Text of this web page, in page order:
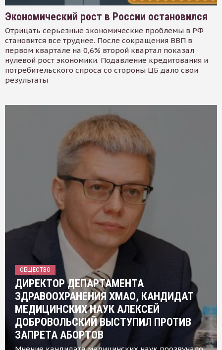
Экономический рост в России остановился
Отрицать серьезные экономические проблемы в РФ
становится все труднее. После сокращения ВВП в
первом квартале на 0,6% второй квартал показал
нулевой рост экономики. Подавление кредитования и
потребительского спроса со стороны ЦБ дало свои
результаты
ОБЩЕСТВО
ДИРЕКТОР ДЕПАРТАМЕНТА
ЗДРАВООХРАНЕНИЯ ХМАО, КАНДИДАТ
МЕДИЦИНСКИХ НАУК АЛЕКСЕЙ
ДОБРОВОЛЬСКИЙ ВЫСТУПИЛ ПРОТИВ
ЗАПРЕТА АБОРТОВ